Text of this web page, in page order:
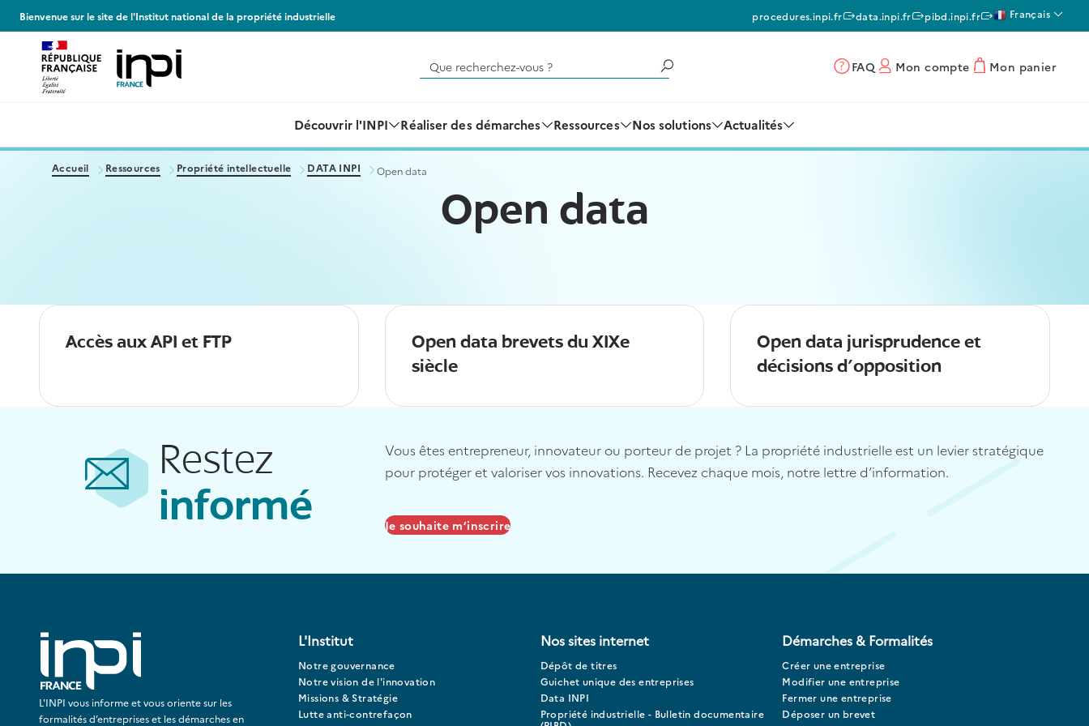
Bienvenue sur le site de l'Institut national de la propriété industrielle procedures.inpi.fr data.inpi.fr pibd.inpi.fr Français
Que recherchez-vous ? FAQ Mon compte Mon panier
Découvrir l'INPI Réaliser des démarches Ressources Nos solutions Actualités
Accueil Ressources Propriété intellectuelle DATA INPI Open data
Open data
Accès aux API et FTP
Open data brevets du XIXe
siècle
Open data jurisprudence et
décisions d'opposition
Restez
informé
Vous êtes entrepreneur, innovateur ou porteur de projet ? La propriété industrielle est un levier stratégique
pour protéger et valoriser vos innovations. Recevez chaque mois, notre lettre d’information.
Je souhaite m’inscrire
L'INPI vous informe et vous oriente sur les
formalités d’entreprises et les démarches en
L'Institut
Notre gouvernance
Notre vision de l'innovation
Missions & Stratégie
Lutte anti-contrefaçon
Nos sites internet
Dépôt de titres
Guichet unique des entreprises
Data INPI
Propriété industrielle - Bulletin documentaire
Démarches & Formalités
Créer une entreprise
Modifier une entreprise
Fermer une entreprise
Déposer un brevet
Panneau de gestion des cookies